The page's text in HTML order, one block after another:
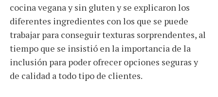
cocina vegana y sin gluten y se explicaron los
diferentes ingredientes con los que se puede
trabajar para conseguir texturas sorprendentes, al
tiempo que se insistió en la importancia de la
inclusión para poder ofrecer opciones seguras y
de calidad a todo tipo de clientes.